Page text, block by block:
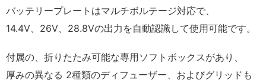
バッテリープレートはマルチボルテージ対応で、
14.4V、26V、28.8Vの出力を自動認識して使用可能です。
付属の、折りたたみ可能な専用ソフトボックスがあり、
厚みの異なる 2種類のディフューザー、およびグリッドも